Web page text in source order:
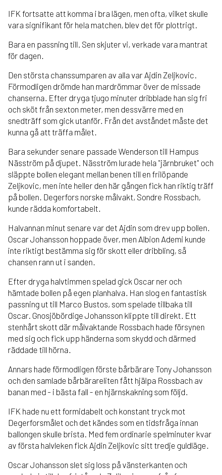
IFK fortsatte att komma i bra lägen, men ofta, vilket skulle
vara signifikant för hela matchen, blev det för plottrigt.
Bara en passning till. Sen skjuter vi, verkade vara mantrat
för dagen.
Den största chanssumparen av alla var Ajdin Zeljkovic.
Förmodligen drömde han mardrömmar över de missade
chanserna. Efter dryga tjugo minuter dribblade han sig fri
och sköt från sexton meter, men dessvärre med en
snedträff som gick utanför. Från det avståndet måste det
kunna gå att träffa målet.
Bara sekunder senare passade Wenderson till Hampus
Näsström på djupet. Näsström lurade hela "järnbruket" och
släppte bollen elegant mellan benen till en frilöpande
Zeljkovic, men inte heller den här gången fick han riktig träff
på bollen. Degerfors norske målvakt, Sondre Rossbach,
kunde rädda komfortabelt.
Halvannan minut senare var det Ajdin som drev upp bollen.
Oscar Johansson hoppade över, men Albion Ademi kunde
inte riktigt bestämma sig för skott eller dribbling, så
chansen rann ut i sanden.
Efter dryga halvtimmen spelad gick Oscar ner och
hämtade bollen på egen planhalva. Han slog en fantastisk
passning ut till Marco Bustos, som spelade tillbaka till
Oscar. Gnosjöbördige Johansson klippte till direkt. Ett
stenhårt skott där målvaktande Rossbach hade försynen
med sig och fick upp händerna som skydd och därmed
räddade till hörna.
Annars hade förmodligen förste bårbärare Tony Johansson
och den samlade bårbärareliten fått hjälpa Rossbach av
banan med - i bästa fall - en hjärnskakning som följd.
IFK hade nu ett formidabelt och konstant tryck mot
Degerforsmålet och det kändes som en tidsfråga innan
ballongen skulle brista. Med fem ordinarie spelminuter kvar
av första halvleken fick Ajdin Zeljkovic sitt tredje guldläge.
Oscar Johansson slet sig loss på vänsterkanten och